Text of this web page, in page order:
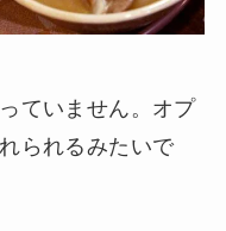
ていません。オプ
られるみたいで